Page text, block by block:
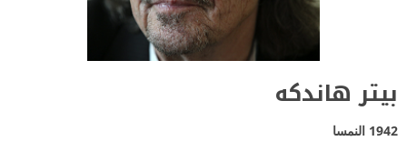
بيتر هاندكه
1942 النمسا